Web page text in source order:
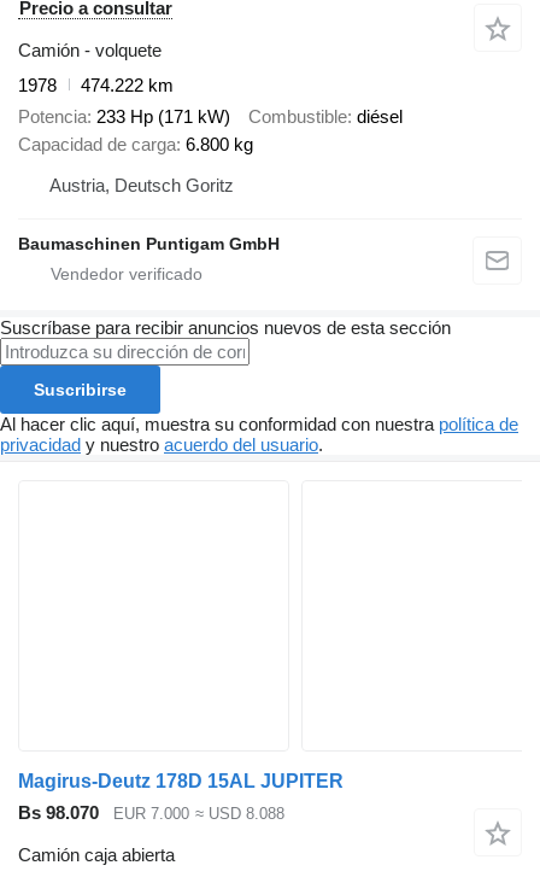
Precio a consultar
Camión - volquete
1978
474.222 km
Potencia 233 Hp (171 kW) Combustible diésel
Capacidad de carga 6.800 kg
Austria, Deutsch Goritz
Baumaschinen Puntigam GmbH
Suscríbase para recibir anuncios nuevos de esta sección
Suscribirse
Al hacer clic aquí, muestra su conformidad con nuestra política de
privacidad y nuestro acuerdo del usuario.
Magirus-Deutz 178D 15AL JUPITER
Bs 98.070
EUR 7.000 ≈ USD 8.088
Camión caja abierta